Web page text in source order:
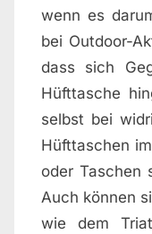
wenn es
bei Outdoor-
dass sich
Hüfttasche
selbst bei
Hüfttaschen
oder Taschen
Auch können
wie dem